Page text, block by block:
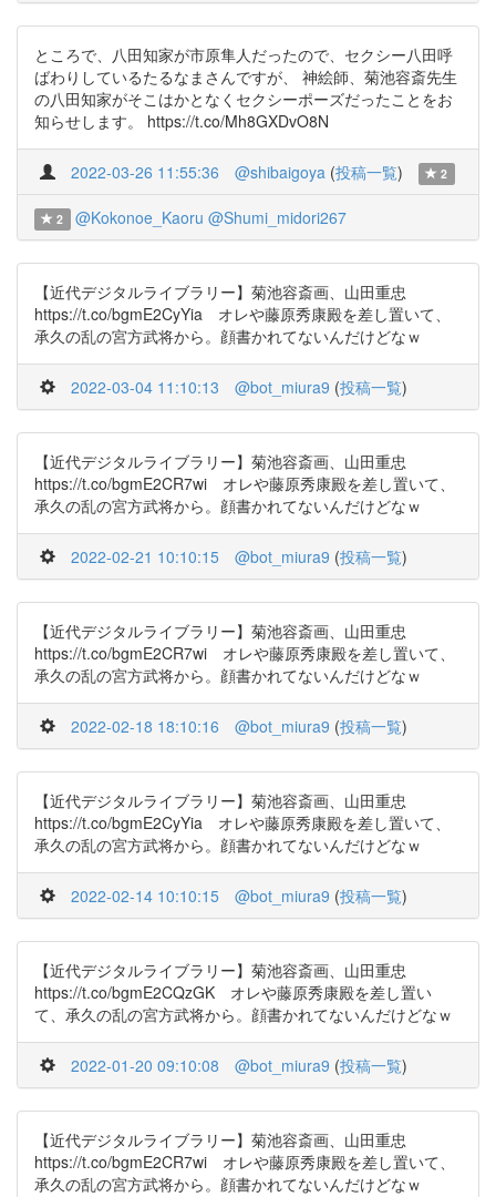
ところで、八田知家が市原隼人だったので、セクシー八田呼
ばわりしているたるなまさんですが、 神絵師、菊池容斎先生
の八田知家がそこはかとなくセクシーポーズだったことをお
知らせします。 https://t.co/Mh8GXDvO8N
2022-03-26 11:55:36 @shibaigoya (投稿一覧) 2
2 @Kokonoe_Kaoru @Shumi_midori267
【近代デジタルライブラリー】菊池容斎画、山田重忠
https://t.co/bgmE2CyYia オレや藤原秀康殿を差し置いて、
承久の乱の宮方武将から。顔書かれてないんだけどなｗ
2022-03-04 11:10:13 @bot_miura9 (投稿一覧)
【近代デジタルライブラリー】菊池容斎画、山田重忠
https://t.co/bgmE2CR7wi オレや藤原秀康殿を差し置いて、
承久の乱の宮方武将から。顔書かれてないんだけどなｗ
2022-02-21 10:10:15 @bot_miura9 (投稿一覧)
【近代デジタルライブラリー】菊池容斎画、山田重忠
https://t.co/bgmE2CR7wi オレや藤原秀康殿を差し置いて、
承久の乱の宮方武将から。顔書かれてないんだけどなｗ
2022-02-18 18:10:16 @bot_miura9 (投稿一覧)
【近代デジタルライブラリー】菊池容斎画、山田重忠
https://t.co/bgmE2CyYia オレや藤原秀康殿を差し置いて、
承久の乱の宮方武将から。顔書かれてないんだけどなｗ
2022-02-14 10:10:15 @bot_miura9 (投稿一覧)
【近代デジタルライブラリー】菊池容斎画、山田重忠
https://t.co/bgmE2CQzGK オレや藤原秀康殿を差し置い
て、承久の乱の宮方武将から。顔書かれてないんだけどなｗ
2022-01-20 09:10:08 @bot_miura9 (投稿一覧)
【近代デジタルライブラリー】菊池容斎画、山田重忠
https://t.co/bgmE2CR7wi オレや藤原秀康殿を差し置いて、
承久の乱の宮方武将から。顔書かれてないんだけどなｗ